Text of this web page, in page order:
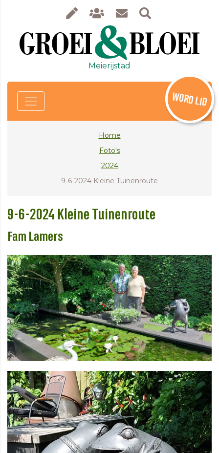
Meierijstad
WORD LID
Home
Foto's
2024
9-6-2024 Kleine Tuinenroute
9-6-2024 Kleine Tuinenroute
Fam Lamers